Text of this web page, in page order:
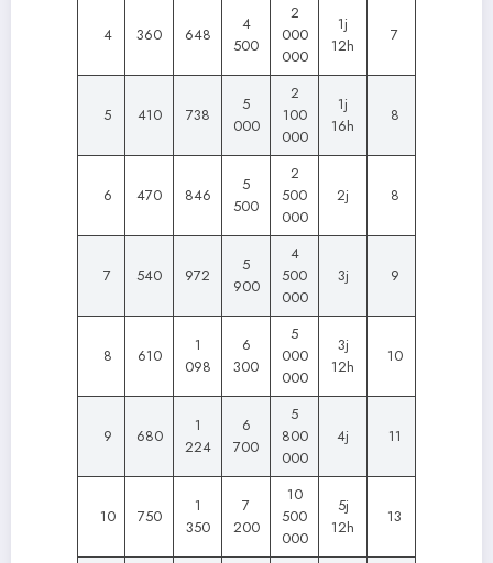
4 360 648
4
500
2
000
000
1j
12h
7
5 410 738
5
000
2
100
000
1j
16h
8
6 470 846
5
500
2
500
000
2j 8
7 540 972
5
900
4
500
000
3j 9
8 610
1
098
6
300
5
000
000
3j
12h
10
9 680
1
224
6
700
5
800
000
4j 11
10 750
1
350
7
200
10
500
000
5j
12h
13